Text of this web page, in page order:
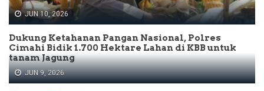
JUN 10, 2026
Dukung Ketahanan Pangan Nasional, Polres
Cimahi Bidik 1.700 Hektare Lahan di KBB untuk
tanam Jagung
JUN 9, 2026